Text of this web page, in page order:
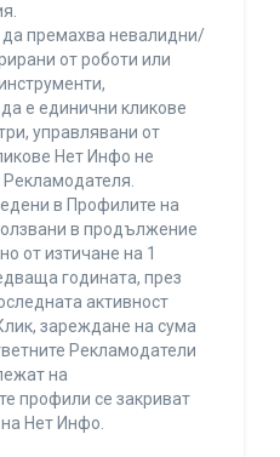
премахва невалидни/
от роботи или
е единични кликове
управлявани от
Нет Инфо не
в Профилите на
в продължение
от изтичане на 1
годината, през
активност
зареждане на сума
Рекламодатели
на
профили се закриват
Нет Инфо.